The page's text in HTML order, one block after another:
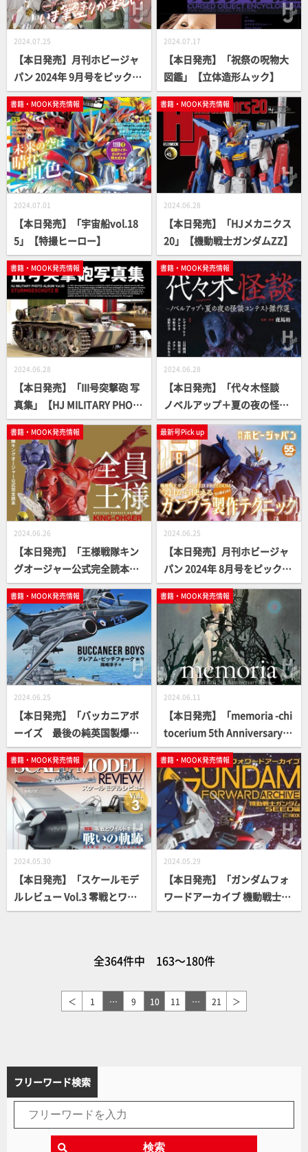
2024.07.25
【本日発売】月刊ホビージャ
パン 2024年 9月号をピックア
ップ！
2024.07.17
【本日発売】「祝祭の呪物大
図鑑」【立体造形ムック】
書籍・MOOK発売情報
2024.07.01
【本日発売】「宇宙船vol.18
5」【特撮ヒーロー】
書籍・MOOK発売情報
2024.06.28
【本日発売】「HJメカニクス
20」【機動戦士ガンダムZZ】
書籍・MOOK発売情報
2024.06.28
【本日発売】「III号突撃砲 写
真集」【HJ MILITARY PHOT
O ALBUM】
書籍・MOOK発売情報
2024.06.28
【本日発売】「代々木怪談
ノベルアップ＋夏の夜の怪談
コンテスト傑作選」【怪談ア
ンソロジー】
書籍・MOOK発売情報
2024.06.26
【本日発売】「王様戦隊キン
グオージャー公式完全読本」
【スーパー戦隊】
最新号Pick up
2024.06.25
【本日発売】月刊ホビージャ
パン 2024年 8月号をピックア
ップ！
書籍・MOOK発売情報
2024.06.25
【本日発売】「バッカニアボ
ーイズ 最後の純英国製爆撃
機を飛ばした男たちの物語」
【軍事選書シリーズ】
書籍・MOOK発売情報
2024.06.11
【本日発売】「memoria -chi
tocerium 5th Anniversary B
ook-」【5周年記念】
書籍・MOOK発売情報
2024.05.30
【本日発売】「スケールモデ
ルレビュー Vol.3 零戦とワイ
ルドキャット」【スケールモ
書籍・MOOK発売情報
2024.05.29
【本日発売】「ガンダムフォ
ワードアーカイブ 機動戦士ガ
ンダムSEED編」
全364件中 163～180件
＜ 1 … 9 10 11 … 21 ＞
フリーワード検索
検索